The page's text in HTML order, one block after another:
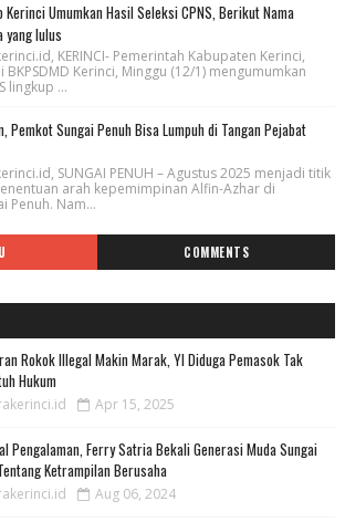
Kerinci Umumkan Hasil Seleksi CPNS, Berikut Nama
yang lulus
KERINCI- Pemerintah Kabupaten Kerinci,
BKPSDMD Kerinci, Minggu (12/1) mengumumkan
lingkup ...
Pemkot Sungai Penuh Bisa Lumpuh di Tangan Pejabat
SUNGAI PENUH – Agustus 2025 menjadi titik
arah kepemimpinan Alfin-Azhar di
Penuh. Nam...
COMMENTS
Rokok Illegal Makin Marak, YI Diduga Pemasok Tak
Hukum
Apr 15, 2025
Pengalaman, Ferry Satria Bekali Generasi Muda Sungai
Ketrampilan Berusaha
Aug 06, 2024